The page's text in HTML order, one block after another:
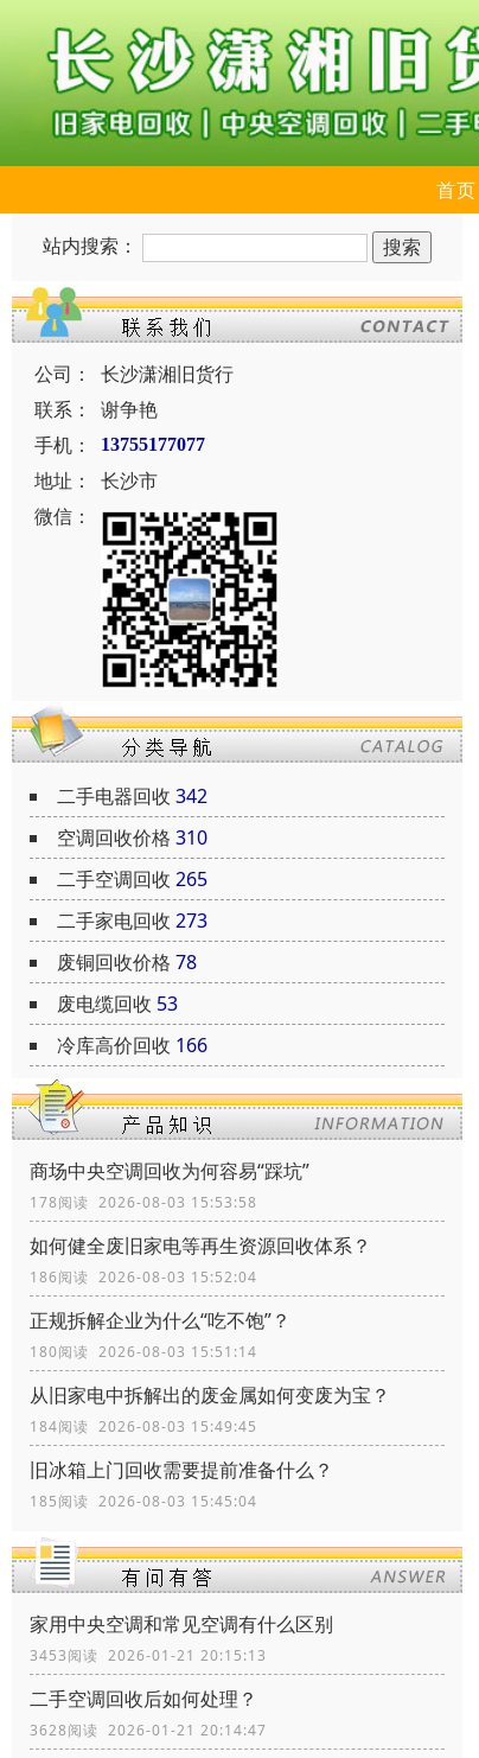
首页
站内搜索：
公司：
长沙潇湘旧货行
联系：
谢争艳
手机：
13755177077
地址：
长沙市
微信：
二手电器回收 342
空调回收价格 310
二手空调回收 265
二手家电回收 273
废铜回收价格 78
废电缆回收 53
冷库高价回收 166
商场中央空调回收为何容易“踩坑”
178阅读 2026-08-03 15:53:58
如何健全废旧家电等再生资源回收体系？
186阅读 2026-08-03 15:52:04
正规拆解企业为什么“吃不饱”？
180阅读 2026-08-03 15:51:14
从旧家电中拆解出的废金属如何变废为宝？
184阅读 2026-08-03 15:49:45
旧冰箱上门回收需要提前准备什么？
185阅读 2026-08-03 15:45:04
家用中央空调和常见空调有什么区别
3453阅读 2026-01-21 20:15:13
二手空调回收后如何处理？
3628阅读 2026-01-21 20:14:47